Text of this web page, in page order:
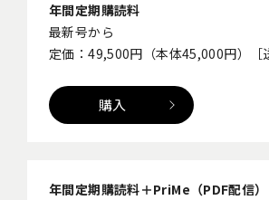
年間定期購読料
最新号から
定価：49,500円（本体45,000円）［
購入
年間定期購読料＋PriMe（PDF配信）